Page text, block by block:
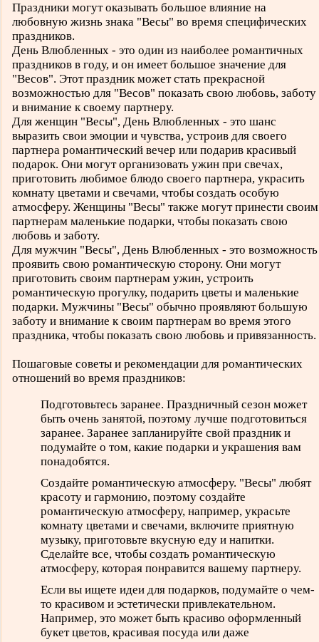
Праздники могут оказывать большое влияние на
любовную жизнь знака "Весы" во время специфических
праздников.
День Влюбленных - это один из наиболее романтичных
праздников в году, и он имеет большое значение для
"Весов". Этот праздник может стать прекрасной
возможностью для "Весов" показать свою любовь, заботу
и внимание к своему партнеру.
Для женщин "Весы", День Влюбленных - это шанс
выразить свои эмоции и чувства, устроив для своего
партнера романтический вечер или подарив красивый
подарок. Они могут организовать ужин при свечах,
приготовить любимое блюдо своего партнера, украсить
комнату цветами и свечами, чтобы создать особую
атмосферу. Женщины "Весы" также могут принести своим
партнерам маленькие подарки, чтобы показать свою
любовь и заботу.
Для мужчин "Весы", День Влюбленных - это возможность
проявить свою романтическую сторону. Они могут
приготовить своим партнерам ужин, устроить
романтическую прогулку, подарить цветы и маленькие
подарки. Мужчины "Весы" обычно проявляют большую
заботу и внимание к своим партнерам во время этого
праздника, чтобы показать свою любовь и привязанность.
Пошаговые советы и рекомендации для романтических
отношений во время праздников:
Подготовьтесь заранее. Праздничный сезон может
быть очень занятой, поэтому лучше подготовиться
заранее. Заранее запланируйте свой праздник и
подумайте о том, какие подарки и украшения вам
понадобятся.
Создайте романтическую атмосферу. "Весы" любят
красоту и гармонию, поэтому создайте
романтическую атмосферу, например, украсьте
комнату цветами и свечами, включите приятную
музыку, приготовьте вкусную еду и напитки.
Сделайте все, чтобы создать романтическую
атмосферу, которая понравится вашему партнеру.
Если вы ищете идеи для подарков, подумайте о чем-
то красивом и эстетически привлекательном.
Например, это может быть красиво оформленный
букет цветов, красивая посуда или даже